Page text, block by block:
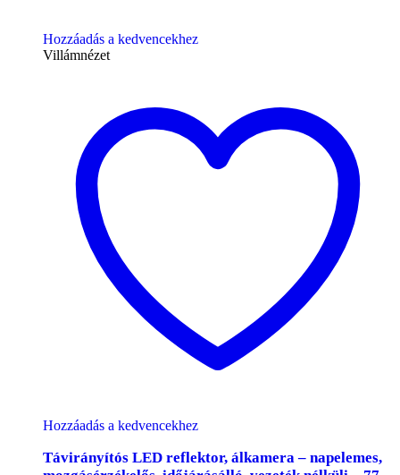
Hozzáadás a kedvencekhez
Villámnézet
Hozzáadás a kedvencekhez
Távirányítós LED reflektor, álkamera – napelemes,